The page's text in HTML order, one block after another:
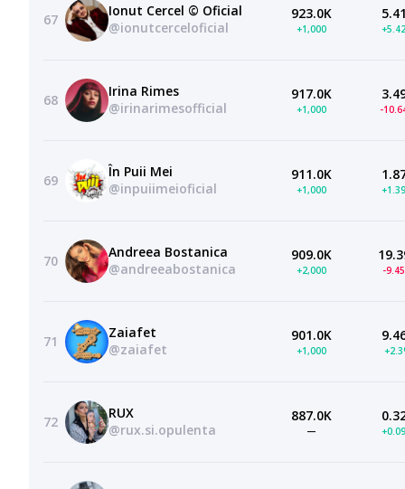
67
Ionut Cercel © Oficial
@ionutcerceloficial
923.0K
+1,000
68
Irina Rimes
@irinarimesofficial
917.0K
+1,000 -
69
În Puii Mei
@inpuiimeioficial
911.0K
+1,000
70
Andreea Bostanica
@andreeabostanica
909.0K
+2,000 -
71
Zaiafet
@zaiafet
901.0K
+1,000
72
RUX
@rux.si.opulenta
887.0K
—